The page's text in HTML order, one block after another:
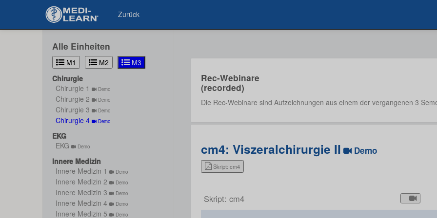
Zurück
Alle Einheiten
M1 M2
M3
Chirurgie
Chirurgie 1
Demo
Chirurgie 2 Demo
Chirurgie 3 Demo
Chirurgie 4 Demo
EKG
EKG
Demo
Innere Medizin
Innere Medizin 1
Demo
Innere Medizin 2 Demo
Innere Medizin 3 Demo
Innere Medizin 4 Demo
Innere Medizin 5 Demo
Rec-Webinare
(recorded)
Die Rec-Webinare sind Aufzeichnungen aus einem der vergangenen 3
cm4: Viszeralchirurgie II Demo
Skript: cm4
Skript: cm4